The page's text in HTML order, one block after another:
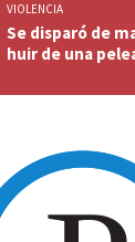
VIOLENCIA
Se disparó de
huir de una